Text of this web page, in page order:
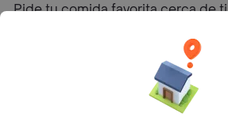
Pide tu comida favorita cerca de ti